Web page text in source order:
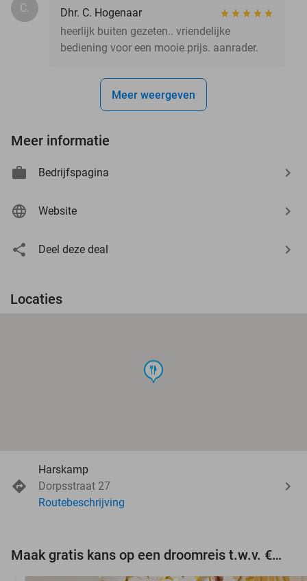
C.
Dhr. C. Hogenaar
heerlijk buiten gezeten.. vriendelijke
bediening voor een mooie prijs. aanrader.
Meer weergeven
Meer informatie
Bedrijfspagina
Website
Deel deze deal
Locaties
food
Harskamp
Dorpsstraat 27
Routebeschrijving
Maak gratis kans op een droomreis t.w.v. €3.000!